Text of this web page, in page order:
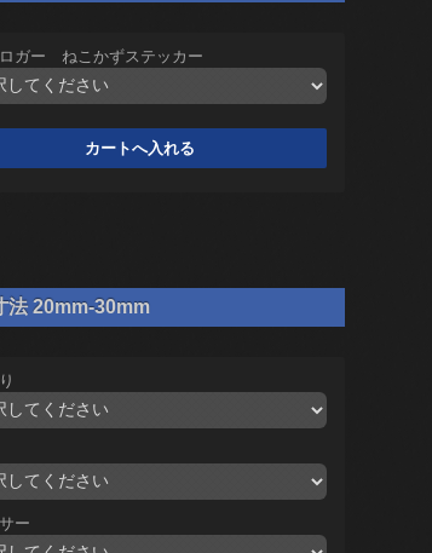
ガー ねこかずステッカー
法 20mm-30mm
ー